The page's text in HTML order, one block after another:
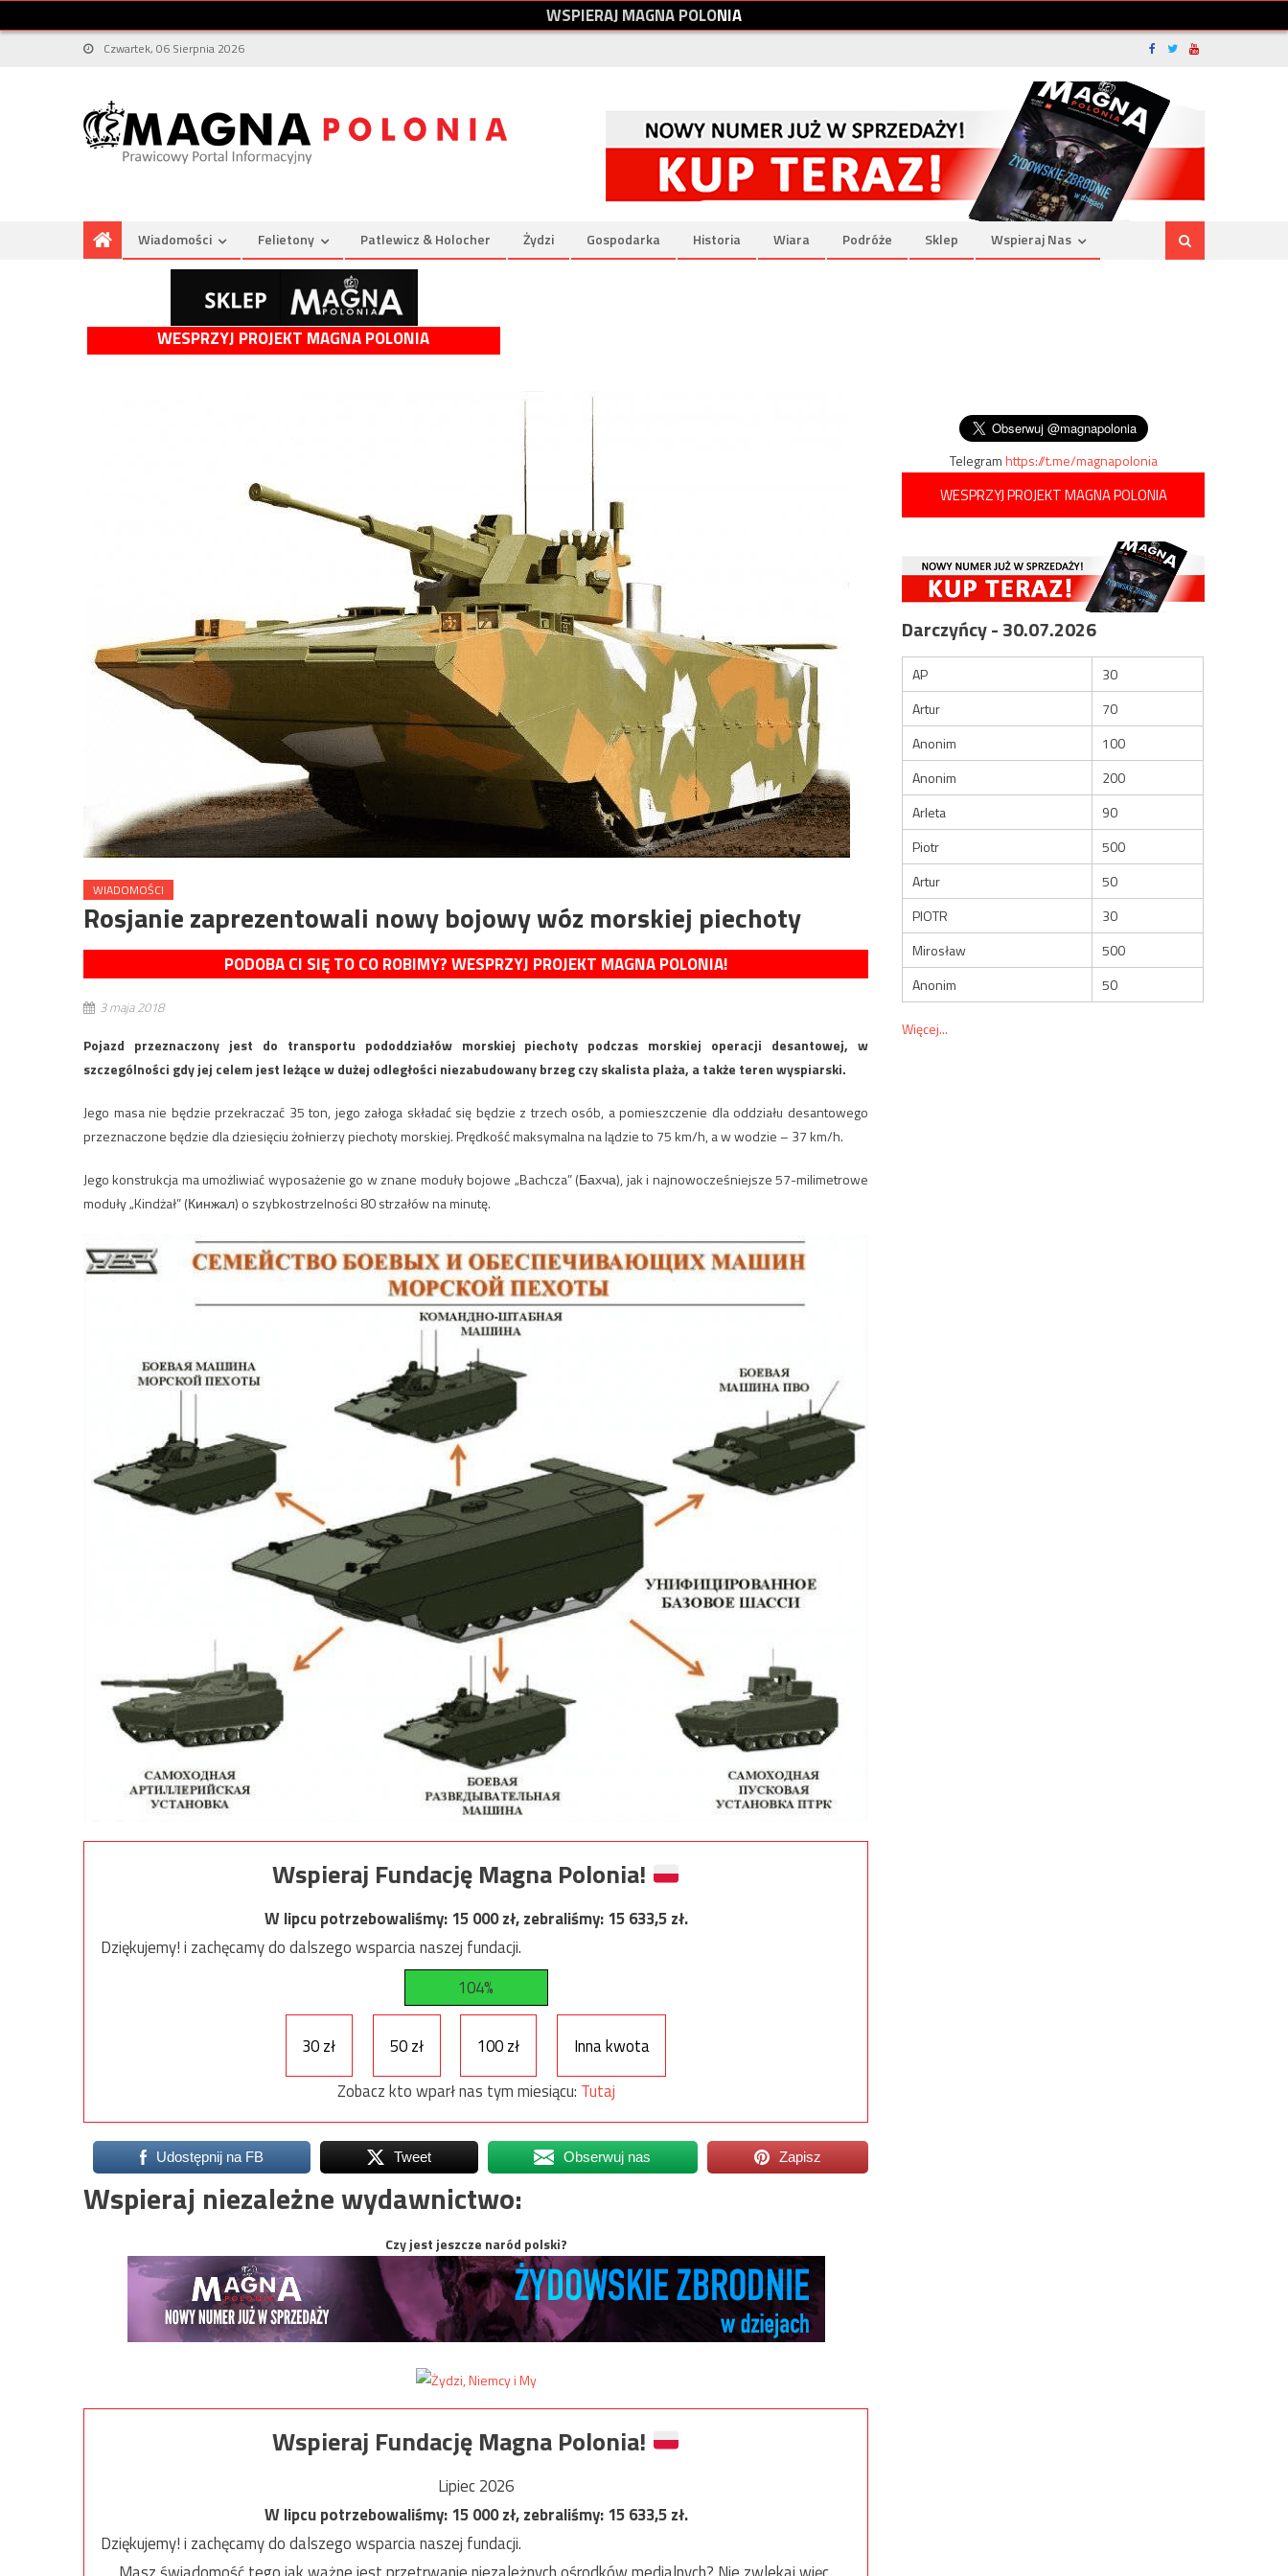
WSPIERAJMAGNAPOLONIA
Czwartek, 06 Sierpnia 2026
Wiadomości Felietony Patlewicz & Holocher Żydzi Gospodarka Historia Wiara Podróże Sklep Wspieraj Nas
WESPRZYJ PROJEKT MAGNA POLONIA
WIADOMOŚCI
Rosjanie zaprezentowali nowy bojowy wóz morskiej piechoty
PODOBA CI SIĘ TO CO ROBIMY? WESPRZYJ PROJEKT MAGNA POLONIA!
3 maja 2018
Pojazd przeznaczony jest do transportu pododdziałów morskiej piechoty podczas morskiej operacji desantowej, w
szczególności gdy jej celem jest leżące w dużej odległości niezabudowany brzeg czy skalista plaża, a także teren wyspiarski.
Jego masa nie będzie przekraczać 35 ton, jego załoga składać się będzie z trzech osób, a pomieszczenie dla oddziału desantowego
przeznaczone będzie dla dziesięciu żołnierzy piechoty morskiej. Prędkość maksymalna na lądzie to 75 km/h, a w wodzie – 37 km/h.
Jego konstrukcja ma umożliwiać wyposażenie go w znane moduły bojowe „Bachcza” (Бахча), jak i najnowocześniejsze 57-milimetrowe
moduły „Kindżał” (Кинжал) o szybkostrzelności 80 strzałów na minutę.
Wspieraj Fundację Magna Polonia!
W lipcu potrzebowaliśmy:15 000zł, zebraliśmy:15 633,5zł.
Dziękujemy! i zachęcamy do dalszego wsparcia naszej fundacji.
104%
30 zł 50 zł 100 zł
Inna kwota
Zobacz kto wparł nas tym miesiącu: Tutaj
Udostępnij na FB Tweet Obserwuj nas Zapisz
Wspieraj niezależne wydawnictwo:
Czy jest jeszcze naród polski?
Wspieraj Fundację Magna Polonia!
Lipiec 2026
W lipcu potrzebowaliśmy:15 000zł, zebraliśmy:15 633,5zł.
Dziękujemy! i zachęcamy do dalszego wsparcia naszej fundacji.
Telegramhttps://t.me/magnapolonia
WESPRZYJ PROJEKT MAGNA POLONIA
Darczyńcy - 30.07.2026
AP
30
Artur
70
Anonim
100
Anonim
200
Arleta
90
Piotr
500
Artur
50
PIOTR
30
Mirosław
500
Anonim
50
Więcej...